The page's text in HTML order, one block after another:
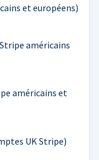
et européens)
américains
américains et
UK Stripe)